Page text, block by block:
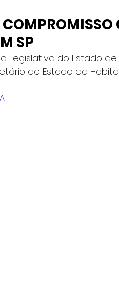
SP
Legislativa do Estado de
de Estado da